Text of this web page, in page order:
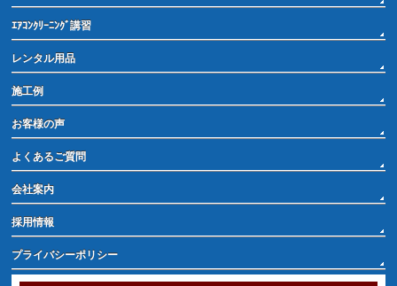
ｴｱｺﾝｸﾘｰﾆﾝｸﾞ講習
レンタル用品
施工例
お客様の声
よくあるご質問
会社案内
採用情報
プライバシーポリシー